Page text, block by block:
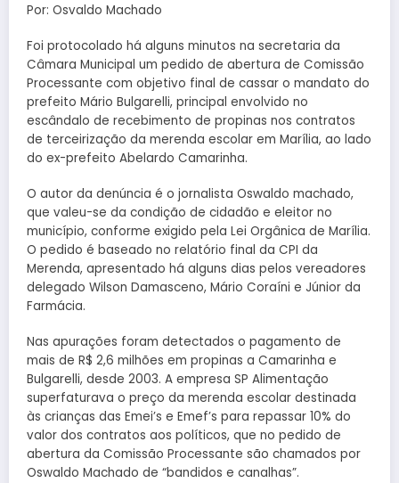
Por: Osvaldo Machado
Foi protocolado há alguns minutos na secretaria da
Câmara Municipal um pedido de abertura de Comissão
Processante com objetivo final de cassar o mandato do
prefeito Mário Bulgarelli, principal envolvido no
escândalo de recebimento de propinas nos contratos
de terceirização da merenda escolar em Marília, ao lado
do ex-prefeito Abelardo Camarinha.
O autor da denúncia é o jornalista Oswaldo machado,
que valeu-se da condição de cidadão e eleitor no
município, conforme exigido pela Lei Orgânica de Marília.
O pedido é baseado no relatório final da CPI da
Merenda, apresentado há alguns dias pelos vereadores
delegado Wilson Damasceno, Mário Coraíni e Júnior da
Farmácia.
Nas apurações foram detectados o pagamento de
mais de R$ 2,6 milhões em propinas a Camarinha e
Bulgarelli, desde 2003. A empresa SP Alimentação
superfaturava o preço da merenda escolar destinada
às crianças das Emei’s e Emef’s para repassar 10% do
valor dos contratos aos políticos, que no pedido de
abertura da Comissão Processante são chamados por
Oswaldo Machado de “bandidos e canalhas”.